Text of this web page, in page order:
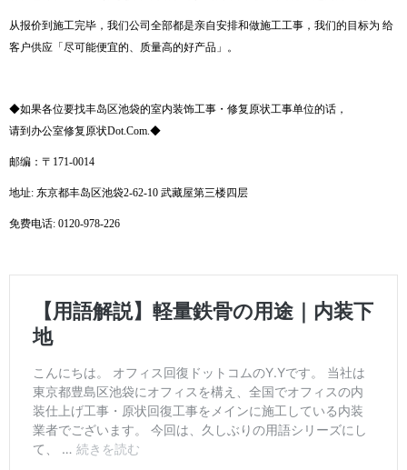
从报价到施工完毕，我们公司全部都是亲自安排和做施工工事，我们的目标为 给
客户供应「尽可能便宜的、质量高的好产品」。
◆如果各位要找丰岛区池袋的室内装饰工事・修复原状工事单位的话，
请到办公室修复原状Dot.Com.◆
邮编：〒171-0014
地址: 东京都丰岛区池袋2-62-10 武藏屋第三楼四层
免费电话: 0120-978-226